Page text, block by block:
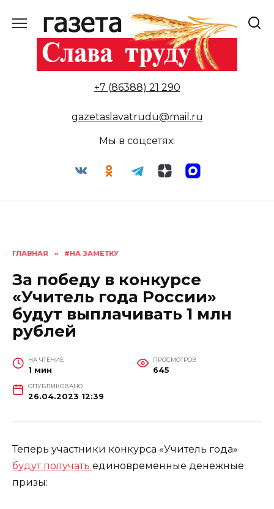
содержанию
+7 (86388) 21 290
gazetaslavatrudu@mail.ru
Мы в соцсетях:
ГЛАВНАЯ » #НА ЗАМЕТКУ
За победу в конкурсе
«Учитель года России»
будут выплачивать 1 млн
рублей
НА ЧТЕНИЕ
1 мин
ПРОСМОТРОВ
645
ОПУБЛИКОВАНО
26.04.2023 12:39
Теперь участники конкурса «Учитель года»
будут получать единовременные денежные
призы: